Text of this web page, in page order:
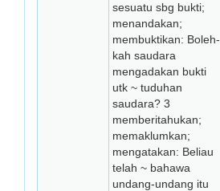
sesuatu sbg bukti;
menandakan;
membuktikan: Boleh­
kah saudara
mengadakan bukti
utk ~ tuduhan
saudara? 3
memberitahukan;
memaklumkan;
mengatakan: Beliau
telah ~ bahawa
undang-undang itu